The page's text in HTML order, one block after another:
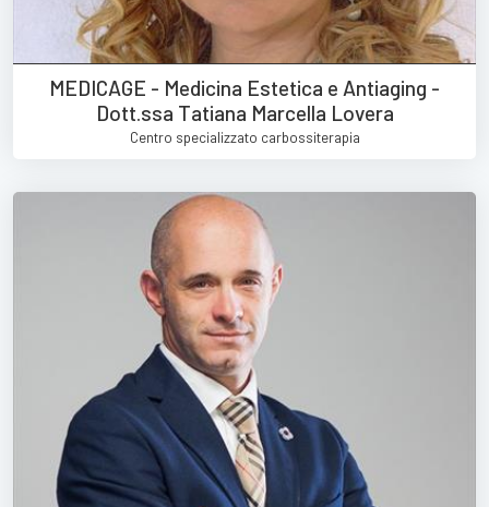
MEDICAGE - Medicina Estetica e Antiaging -
Dott.ssa Tatiana Marcella Lovera
Centro specializzato carbossiterapia